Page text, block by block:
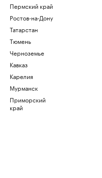
Пермский край
Ростов-на-Дону
Татарстан
Тюмень
Черноземье
Кавказ
Карелия
Мурманск
Приморский
край